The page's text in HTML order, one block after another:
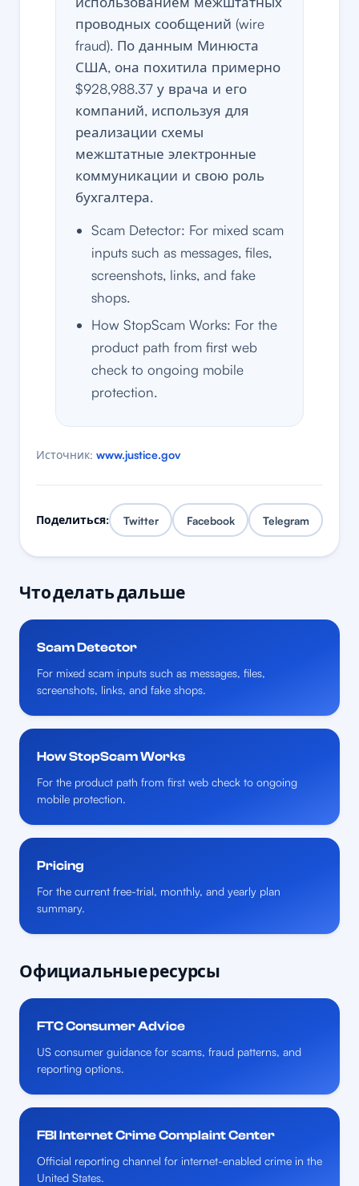
проводных сообщений (wire
fraud). По данным Минюста
США, она похитила примерно
$928,988.37 у врача и его
компаний, используя для
реализации схемы
межштатные электронные
коммуникации и свою роль
бухгалтера.
Scam Detector: For mixed scam
inputs such as messages, files,
screenshots, links, and fake
shops.
How StopScam Works: For the
product path from first web
check to ongoing mobile
protection.
Источник: www.justice.gov
Поделиться: Twitter Facebook Telegram
Что делать дальше
Scam Detector
For mixed scam inputs such as messages, files,
screenshots, links, and fake shops.
How StopScam Works
For the product path from first web check to ongoing
mobile protection.
Pricing
For the current free-trial, monthly, and yearly plan
summary.
Официальные ресурсы
FTC Consumer Advice
US consumer guidance for scams, fraud patterns, and
reporting options.
FBI Internet Crime Complaint Center
Official reporting channel for internet-enabled crime in the
United States.